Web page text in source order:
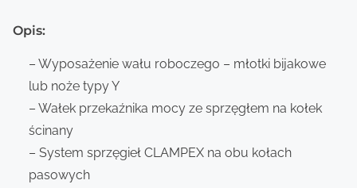
Opis:
– Wyposażenie wału roboczego – młotki bijakowe
lub noże typy Y
– Wałek przekaźnika mocy ze sprzęgłem na kołek
ścinany
– System sprzęgieł CLAMPEX na obu kołach
pasowych